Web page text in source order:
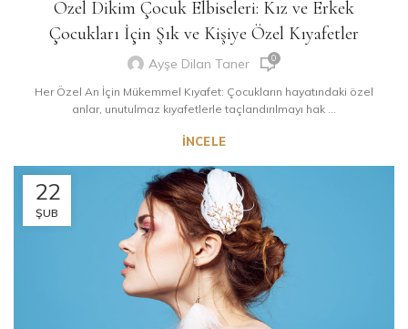
Özel Dikim Çocuk Elbiseleri: Kız ve Erkek
Çocukları İçin Şık ve Kişiye Özel Kıyafetler
Ayşe Dilan Taner 0
Her Özel An İçin Mükemmel Kıyafet: Çocukların hayatındaki özel
anlar, unutulmaz kıyafetlerle taçlandırılmayı hak ...
İNCELE
22
ŞUB